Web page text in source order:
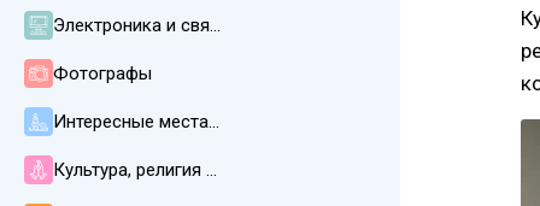
Электроника и связь
Фотографы
Интересные места, пляжи, погода и климат
Культура, религия и язык на Бали